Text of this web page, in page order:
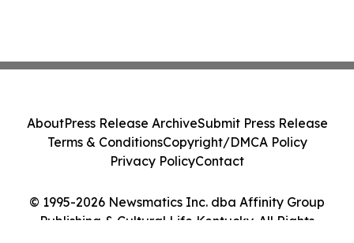
© 1995-2026 Newsmatics Inc. dba Affinity Group
Publishing & Cultural Life Kentucky. All Rights
AboutPress Release ArchiveSubmit Press Release
Terms & ConditionsCopyright/DMCA Policy
Privacy PolicyContact